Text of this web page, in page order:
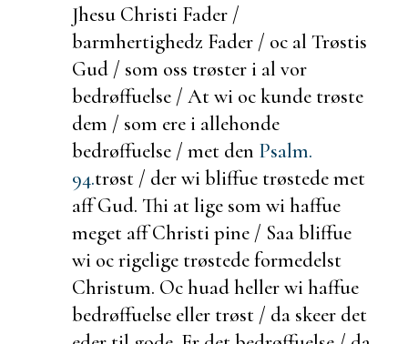
Jhesu Christi Fader /
barmhertighedz Fader / oc al Trøstis
Gud / som oss trøster i al vor
bedrøffuelse / At wi oc kunde trøste
dem / som ere i allehonde
bedrøffuelse / met den Psalm.
94.trøst / der wi bliffue trøstede met
aff Gud. Thi at lige som wi haffue
meget aff Christi pine / Saa bliffue
wi oc rigelige trøstede formedelst
Christum. Ochuad heller wi haffue
bedrøffuelse eller trøst / da skeer det